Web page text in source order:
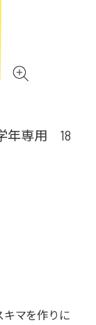
年専用 18
キマを作りに